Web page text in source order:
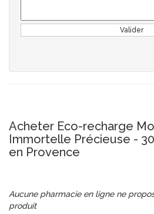
Valider
Acheter Eco-recharge
Immortelle Précieuse -
en Provence
Aucune pharmacie en ligne ne
produit